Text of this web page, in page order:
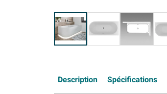
Description Spécifications